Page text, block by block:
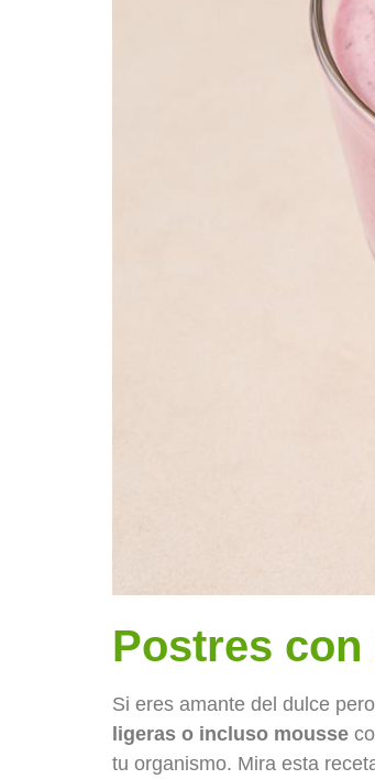
Postres
Si eres amante del dulce
ligeras o incluso mousse
tu organismo. Mira esta